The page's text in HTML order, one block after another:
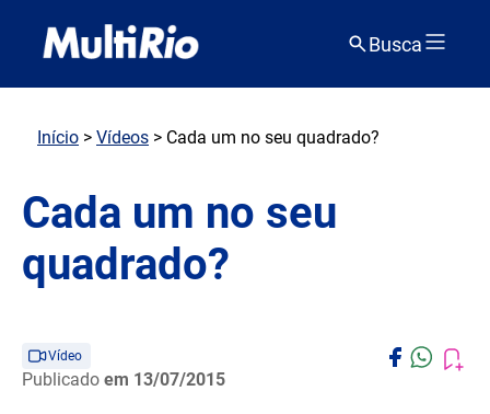
Busca
Início > Vídeos > Cada um no seu quadrado?
Cada um no seu
quadrado?
Vídeo
Publicado em 13/07/2015